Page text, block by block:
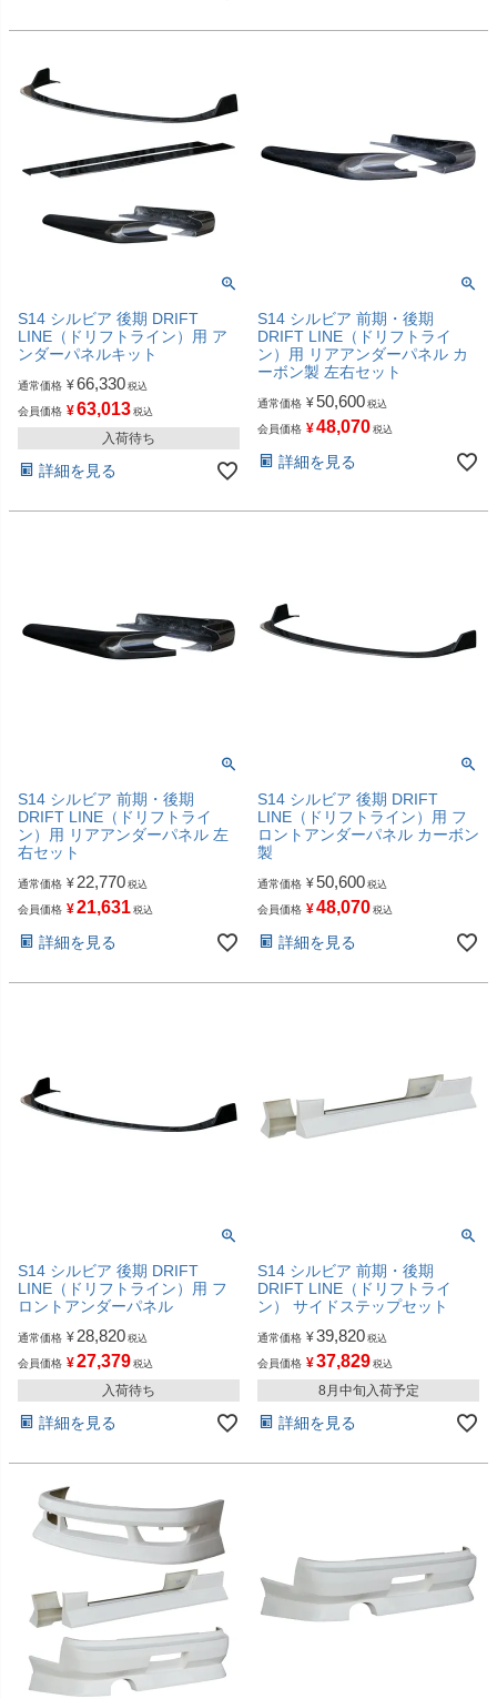
S14 シルビア 後期 DRIFT
LINE（ドリフトライン）用 ア
ンダーパネルキット
通常価格 ¥66,330 税込
会員価格 ¥63,013 税込
入荷待ち
詳細を見る
S14 シルビア 前期・後期
DRIFT LINE（ドリフトライ
ン）用 リアアンダーパネル カ
ーボン製 左右セット
通常価格 ¥50,600 税込
会員価格 ¥48,070 税込
詳細を見る
S14 シルビア 前期・後期
DRIFT LINE（ドリフトライ
ン）用 リアアンダーパネル 左
右セット
通常価格 ¥ 22,770 税込
会員価格 ¥21,631 税込
詳細を見る
S14 シルビア 後期 DRIFT
LINE（ドリフトライン）用 フ
ロントアンダーパネル カーボン
製
通常価格 ¥50,600 税込
会員価格 ¥48,070 税込
詳細を見る
S14 シルビア 後期 DRIFT
LINE（ドリフトライン）用 フ
ロントアンダーパネル
通常価格 ¥ 28,820 税込
会員価格 ¥27,379 税込
入荷待ち
詳細を見る
S14 シルビア 前期・後期
DRIFT LINE（ドリフトライ
ン） サイドステップセット
通常価格 ¥39,820 税込
会員価格 ¥37,829 税込
8月中旬入荷予定
詳細を見る